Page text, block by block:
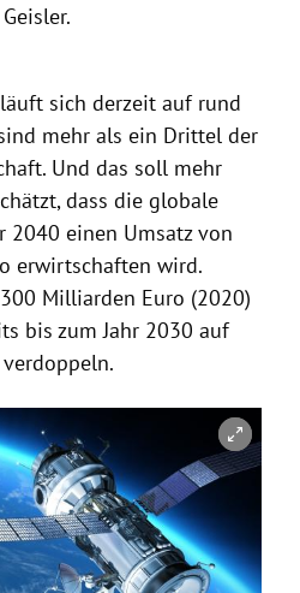
sich derzeit auf rund
mehr als ein Drittel der
Und das soll mehr
dass die globale
2040 einen Umsatz von
erwirtschaften wird.
Milliarden Euro (2020)
bis zum Jahr 2030 auf
schließen